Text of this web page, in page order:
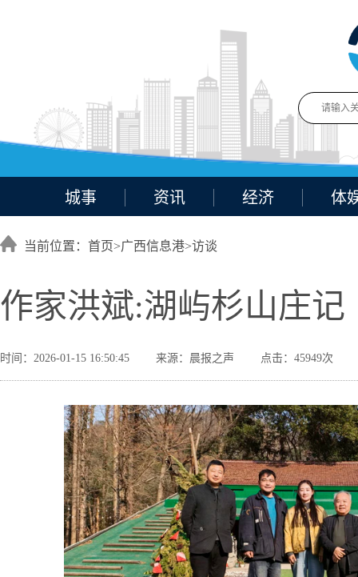
城事 资讯 经济 体
当前位置：首页>广西信息港>访谈
作家洪斌:湖屿杉山庄记
时间：2026-01-15 16:50:45 来源：晨报之声 点击：45949次